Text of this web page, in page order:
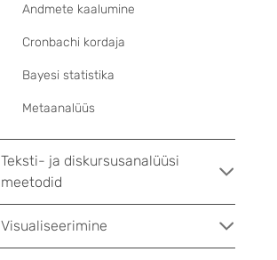
Andmete kaalumine
Cronbachi kordaja
Bayesi statistika
Metaanalüüs
Teksti- ja diskursusanalüüsi
meetodid
Visualiseerimine